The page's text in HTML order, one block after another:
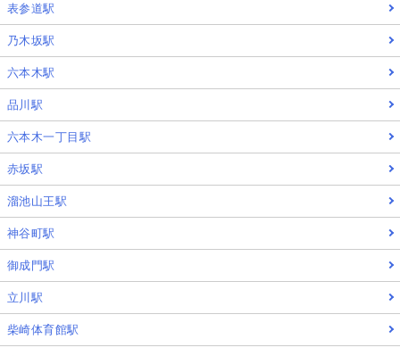
表参道駅
乃木坂駅
六本木駅
品川駅
六本木一丁目駅
赤坂駅
溜池山王駅
神谷町駅
御成門駅
立川駅
柴崎体育館駅